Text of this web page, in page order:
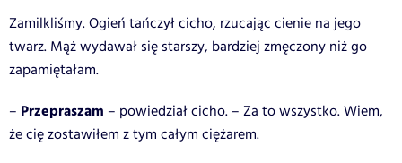
Zamilkliśmy. Ogień tańczył cicho, rzucając cienie na jego
twarz. Mąż wydawał się starszy, bardziej zmęczony niż go
zapamiętałam.
– Przepraszam – powiedział cicho. – Za to wszystko. Wiem,
że cię zostawiłem z tym całym ciężarem.